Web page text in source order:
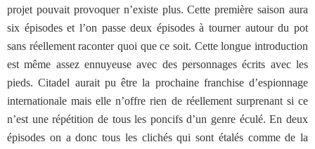
projet pouvait provoquer n’existe plus. Cette première saison aura
six épisodes et l’on passe deux épisodes à tourner autour du pot
sans réellement raconter quoi que ce soit. Cette longue introduction
est même assez ennuyeuse avec des personnages écrits avec les
pieds. Citadel aurait pu être la prochaine franchise d’espionnage
internationale mais elle n’offre rien de réellement surprenant si ce
n’est une répétition de tous les poncifs d’un genre éculé. En deux
épisodes on a donc tous les clichés qui sont étalés comme de la